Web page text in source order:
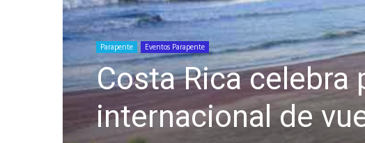
Parapente Eventos Parapente
Costa Rica
internacional de